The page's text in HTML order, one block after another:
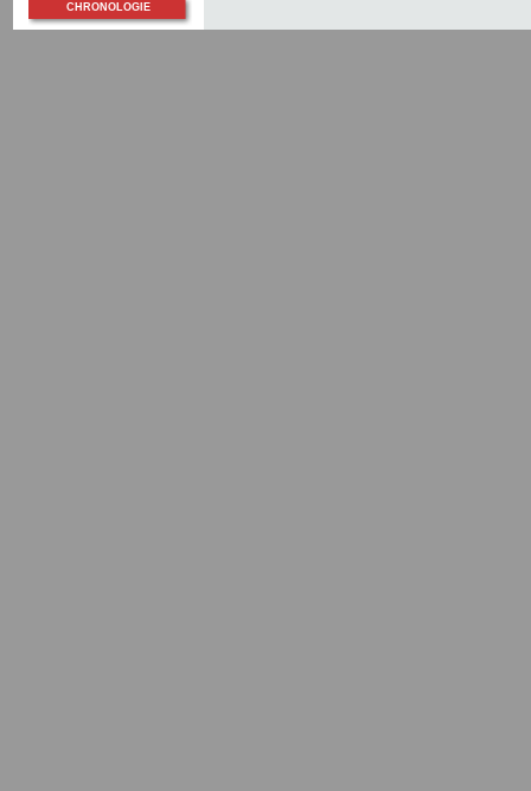
CHRONOLOGIE